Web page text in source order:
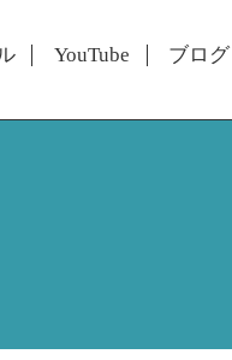
YouTube ブログ